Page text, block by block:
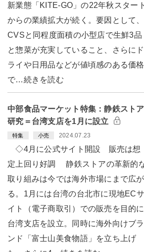
新業態「KITE-GO」の22年秋スタート
からの業績拡大が続く。要因として、
CVSと同程度面積の小型店で生鮮3品
と惣菜が充実していること、さらにド
ライや日用品などが値頃感のある価格
で…続きを読む
中部食品マーケット特集：静鉄ストア
研究＝台湾支店を1月に設立
特集 小売 2024.07.23
◇4月に公式サイト開設 販売は想
定上回り好調 静鉄ストアの革新的
取り組みは今では海外市場にまで広が
る。1月には台湾の台北市に現地ECサ
イト（電子商取引）での販売を目的に
台湾支店を設立。同時に海外向けブラ
ンド「富士山美食物語」を立ち上げ